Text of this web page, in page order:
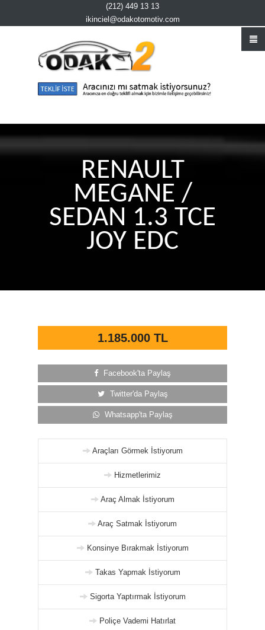
(212) 449 13 13
ikinciel@odakotomotiv.com
RENAULT
MEGANE /
SEDAN 1.3 TCE
JOY EDC
1.185.000 TL
Facebook'ta Paylaş
Twitter'da Paylaş
Whatsapp'ta Paylaş
Araçları Görmek İstiyorum
Hizmetlerimiz
Araç Almak İstiyorum
Araç Satmak İstiyorum
Konsinye Bırakmak İstiyorum
Takas Yapmak İstiyorum
Sigorta Yaptırmak İstiyorum
Poliçe Vademi Hatırlat